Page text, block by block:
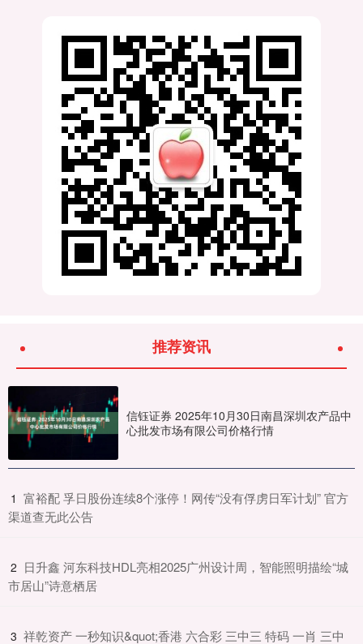
推荐资讯
信钰证券 2025年10月30日南昌深圳农产品中
心批发市场有限公司价格行情
1 ​富裕配 孚日股份连续8个涨停！网传“没有俘虏日军计划” 官方
渠道查无此公告
2 ​日升鑫 河东科技HDL亮相2025广州设计周，智能照明描绘“城
市居山”诗意栖居
3 ​祥乾资产 一秒知识&quot;香港 六合彩 三中三 特码 一肖 三中